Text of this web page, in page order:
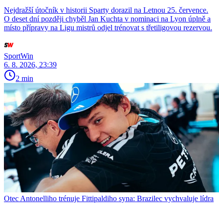
Nejdražší útočník v historii Sparty dorazil na Letnou 25. července.
O deset dní později chyběl Jan Kuchta v nominaci na Lyon úplně a
místo přípravy na Ligu mistrů odjel trénovat s třetiligovou rezervou.
SportWin
6. 8. 2026, 23:39
2 min
Otec Antonelliho trénuje Fittipaldiho syna: Brazilec vychvaluje lídra